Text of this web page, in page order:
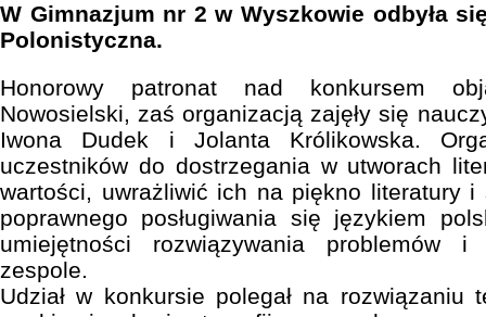
W Gimnazjum nr 2 w Wyszkowie odbyła
Polonistyczna.
Honorowy patronat nad konkursem
Nowosielski, zaś organizacją zajęły się
Iwona Dudek i Jolanta Królikowska.
uczestników do dostrzegania w utworach
wartości, uwrażliwić ich na piękno literatury
poprawnego posługiwania się językiem
umiejętności rozwiązywania problemów i
zespole.
Udział w konkursie polegał na rozwiązaniu